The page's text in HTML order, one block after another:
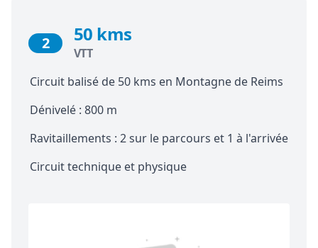
2 50 kms
VTT
Circuit balisé de 50 kms en Montagne de Reims
Dénivelé : 800 m
Ravitaillements : 2 sur le parcours et 1 à l'arrivée
Circuit technique et physique